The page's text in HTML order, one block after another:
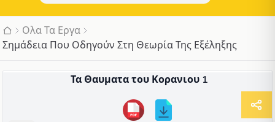
Ολα Τα Εργα
Σημάδεια Που Οδηγούν Στη Θεωρία Της Εξέληξης
Τα Θαυματα του Κορανιου 1